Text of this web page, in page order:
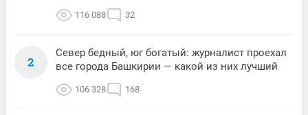
116 088 32
2
Север бедный, юг богатый: журналист проехал
все города Башкирии — какой из них лучший
106 328 168